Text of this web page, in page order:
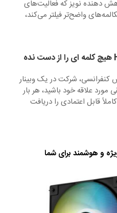
دهنده نویز که فعالیت‌های
واضح‌تر فیلتر می‌کند،
شرکت در یک وبینار
علاقه خود باشید، هر بار
قابل اعتمادی را دریافت
و هوشمند برای شما